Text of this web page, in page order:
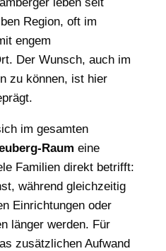
Region, oft im
engem
Der Wunsch, auch im
zu können, ist hier
im gesamten
Raum eine
Familien direkt betrifft:
während gleichzeitig
Einrichtungen oder
länger werden. Für
zusätzlichen Aufwand